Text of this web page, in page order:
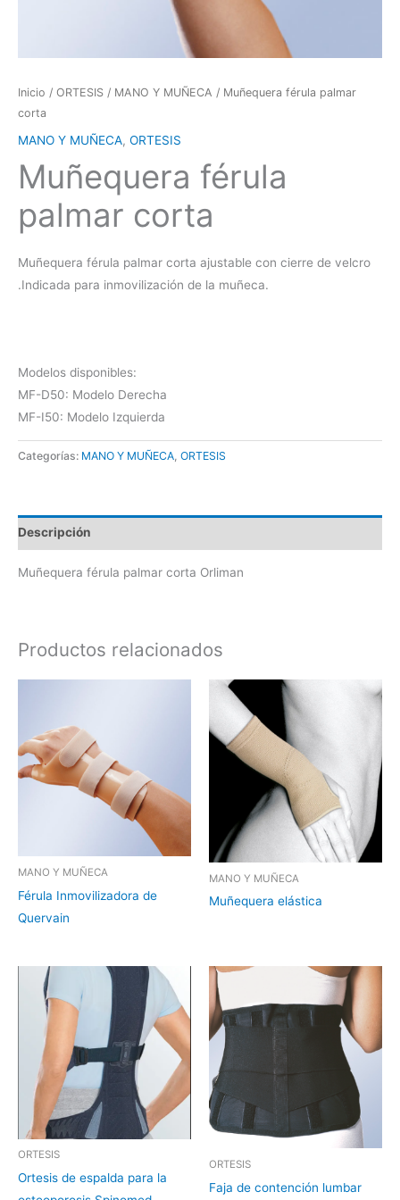
Inicio / ORTESIS / MANO Y MUÑECA / Muñequera férula palmar
corta
MANO Y MUÑECA, ORTESIS
Muñequera férula
palmar corta
Muñequera férula palmar corta ajustable con cierre de velcro
.Indicada para inmovilización de la muñeca.
Modelos disponibles:
MF-D50: Modelo Derecha
MF-I50: Modelo Izquierda
Categorías: MANO Y MUÑECA, ORTESIS
Descripción
Muñequera férula palmar corta Orliman
Productos relacionados
MANO Y MUÑECA
Férula Inmovilizadora de
Quervain
MANO Y MUÑECA
Muñequera elástica
ORTESIS
Ortesis de espalda para la
ORTESIS
Faja de contención lumbar